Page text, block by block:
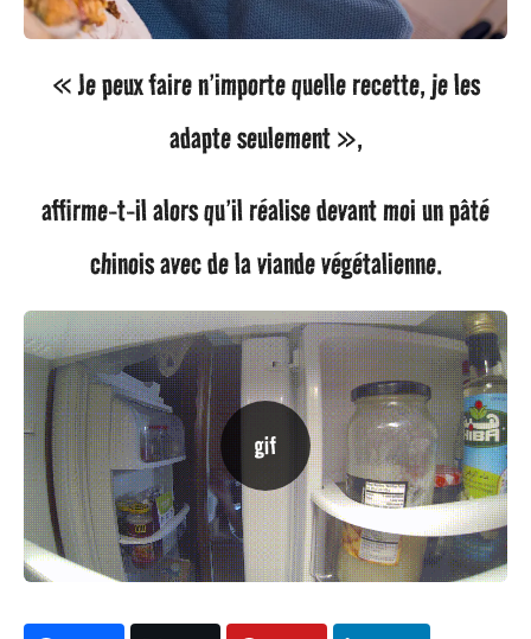
« Je peux faire n’importe quelle recette, je les
adapte seulement »,
affirme-t-il alors qu’il réalise devant moi un pâté
chinois avec de la viande végétalienne.